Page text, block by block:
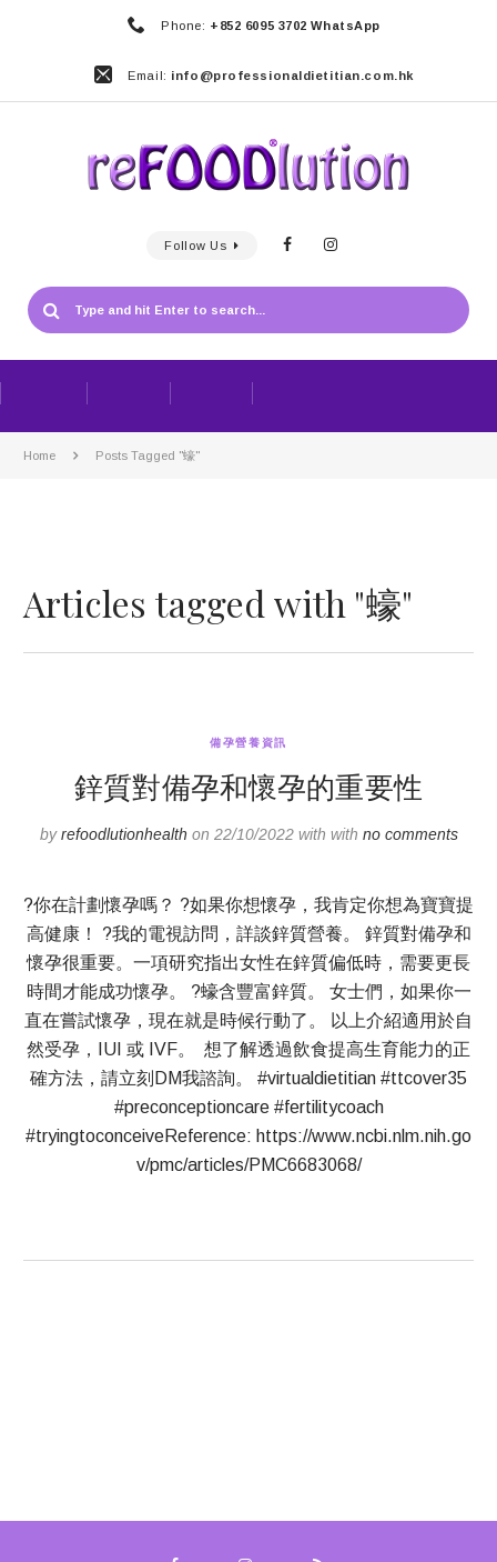
Phone: +852 6095 3702 WhatsApp
Email: info@professionaldietitian.com.hk
Follow Us
Home Posts Tagged "蠔"
Articles tagged with "蠔"
備孕營養資訊
鋅質對備孕和懷孕的重要性
byrefoodlutionhealth on 22/10/2022 with with no comments
?你在計劃懷孕嗎？ ?如果你想懷孕，我肯定你想為寶寶提
高健康！ ?我的電視訪問，詳談鋅質營養。 鋅質對備孕和
懷孕很重要。一項研究指出女性在鋅質偏低時，需要更長
時間才能成功懷孕。 ?蠔含豐富鋅質。 女士們，如果你一
直在嘗試懷孕，現在就是時候行動了。 以上介紹適用於自
然受孕，IUI 或 IVF。 想了解透過飲食提高生育能力的正
確方法，請立刻DM我諮詢。 #virtualdietitian #ttcover35
#preconceptioncare #fertilitycoach
#tryingtoconceiveReference: https://www.ncbi.nlm.nih.go
v/pmc/articles/PMC6683068/